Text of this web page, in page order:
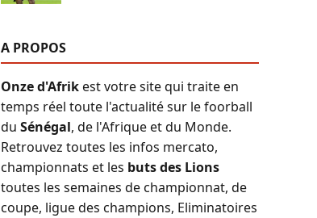
A PROPOS
Onze d'Afrikest votre site qui traite en
temps réel toute l'actualité sur le foorball
du Sénégal, de l'Afrique et du Monde.
Retrouvez toutes les infos mercato,
championnats et les buts des Lions
toutes les semaines de championnat, de
coupe, ligue des champions, Eliminatoires